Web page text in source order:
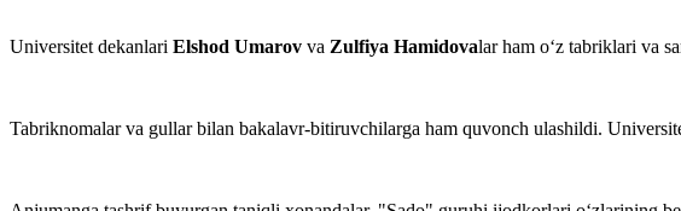
Universitet dekanlari Elshod Umarov va Zulfiya Hamidovalar ham o‘z tabriklari va
Tabriknomalar va gullar bilan bakalavr-bitiruvchilarga ham quvonch ulashildi.